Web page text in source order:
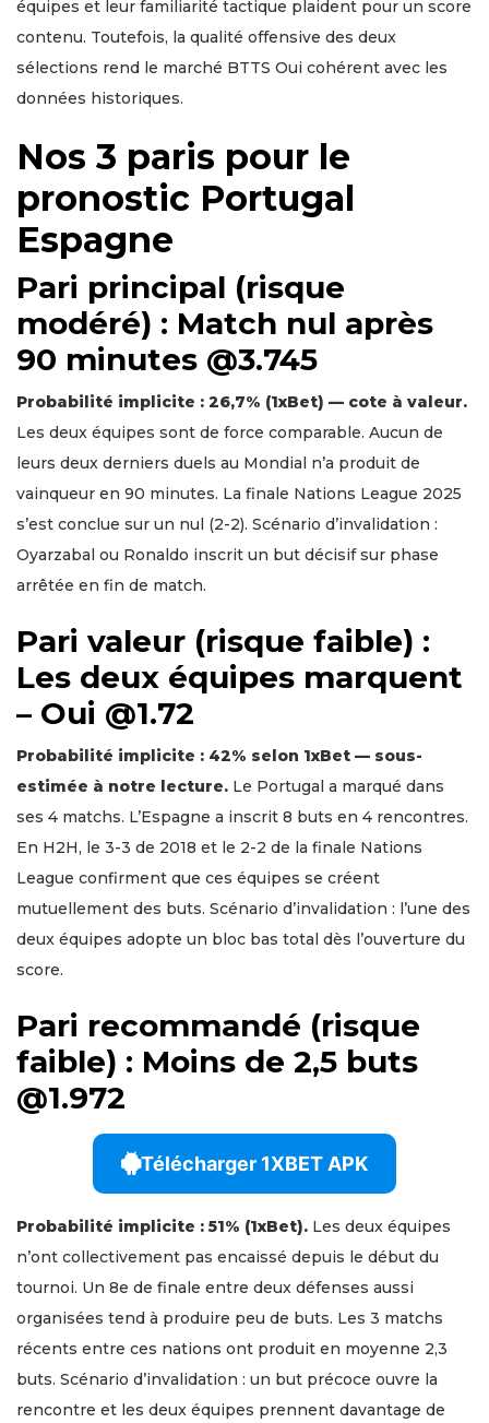
équipes et leur familiarité tactique plaident pour un score
contenu. Toutefois, la qualité offensive des deux
sélections rend le marché BTTS Oui cohérent avec les
données historiques.
Nos 3 paris pour le
pronostic Portugal
Espagne
Pari principal (risque
modéré) : Match nul après
90 minutes @3.745
Probabilité implicite : 26,7% (1xBet) — cote à valeur.
Les deux équipes sont de force comparable. Aucun de
leurs deux derniers duels au Mondial n’a produit de
vainqueur en 90 minutes. La finale Nations League 2025
s’est conclue sur un nul (2-2). Scénario d’invalidation :
Oyarzabal ou Ronaldo inscrit un but décisif sur phase
arrêtée en fin de match.
Pari valeur (risque faible) :
Les deux équipes marquent
– Oui @1.72
Probabilité implicite : 42% selon 1xBet — sous-
estimée à notre lecture. Le Portugal a marqué dans
ses 4 matchs. L’Espagne a inscrit 8 buts en 4 rencontres.
En H2H, le 3-3 de 2018 et le 2-2 de la finale Nations
League confirment que ces équipes se créent
mutuellement des buts. Scénario d’invalidation : l’une des
deux équipes adopte un bloc bas total dès l’ouverture du
score.
Pari recommandé (risque
faible) : Moins de 2,5 buts
@1.972
Télécharger 1XBET APK
Probabilité implicite : 51% (1xBet). Les deux équipes
n’ont collectivement pas encaissé depuis le début du
tournoi. Un 8e de finale entre deux défenses aussi
organisées tend à produire peu de buts. Les 3 matchs
récents entre ces nations ont produit en moyenne 2,3
buts. Scénario d’invalidation : un but précoce ouvre la
rencontre et les deux équipes prennent davantage de